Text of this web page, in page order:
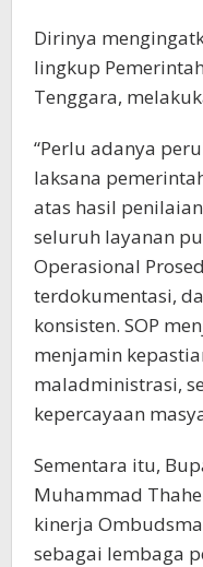
Dirinya
lingkup
Tenggara,
“Perlu adanya
laksana
atas hasil
seluruh layanan
Operasional
terdokumentasi,
konsisten. SOP
menjamin
maladministrasi,
kepercayaan
Sementara itu,
Muhammad
kinerja
sebagai lembaga